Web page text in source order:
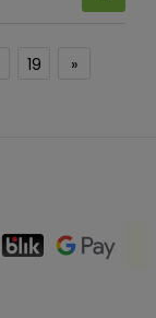
19 »